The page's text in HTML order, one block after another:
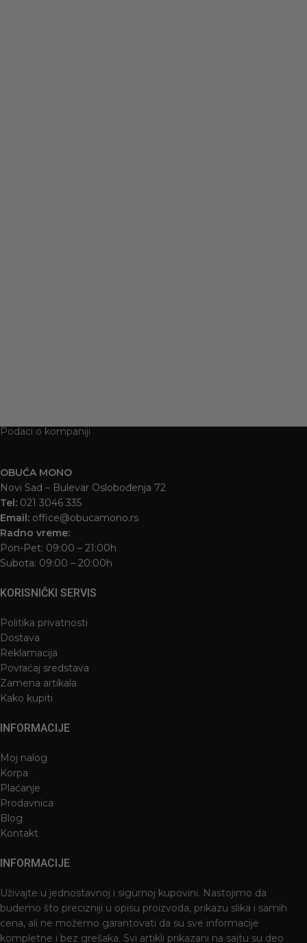
Podaci o kompaniji
OBUĆA MONO
Novi Sad – Bulevar Oslobođenja 72
Tel: 021 3046 335
Email: office@obucamono.rs
Radno vreme:
Pon-Pet: 09:00 – 21:00h
Subota: 09:00 – 20:00h
KORISNIČKI SERVIS
Politika privatnosti
Dostava
Reklamacija
Povraćaj sredstava
Zamena artikala
Kako kupiti
INFORMACIJE
Moj nalog
Korpa
Plaćanje
Prodavnica
Blog
Kontakt
INFORMACIJE
Uživajte u jednostavnoj i sigurnoj kupovini. Nastojimo da
budemo što precizniji u opisu proizvoda, prikazu slika i samih
cena, ali ne možemo garantovati da su sve informacije
kompletne i bez grešaka. Svi artikli prikazani na sajtu su deo